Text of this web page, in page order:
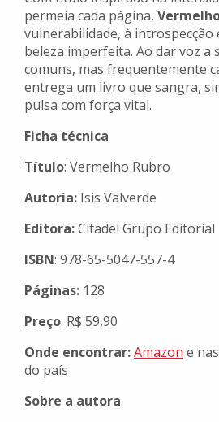
permeia cada página,
vulnerabilidade, à introspecção
beleza imperfeita. Ao dar voz a
comuns, mas frequentemente
entrega um livro que sangra,
pulsa com força vital.
Ficha técnica
Título: Vermelho Rubro
Autoria: Isis Valverde
Editora:Citadel Grupo Editorial
ISBN: 978-65-5047-557-4
Páginas: 128
Preço: R$ 59,90
Onde encontrar:Amazon e
do país
Sobre a autora